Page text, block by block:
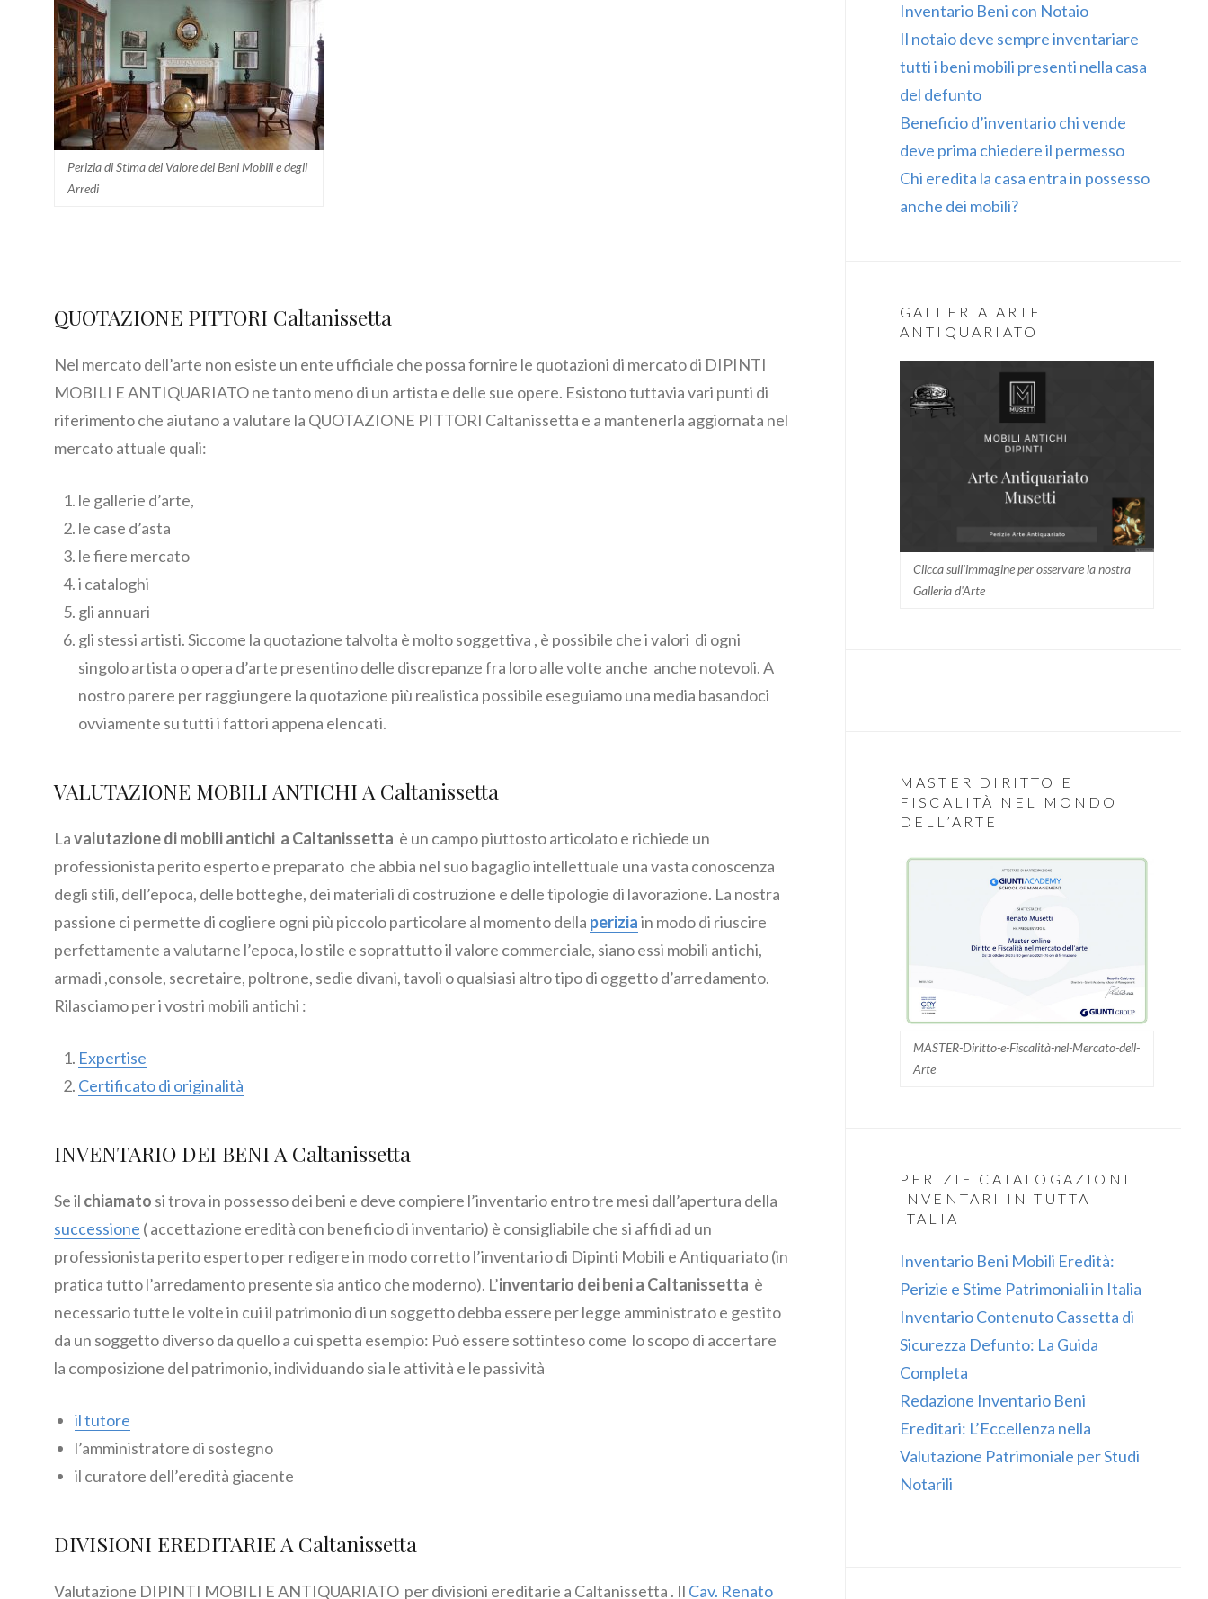
Perizia di Stima del Valore dei Beni Mobili e degli
Arredi
QUOTAZIONE PITTORI Caltanissetta
Nel mercato dell’arte non esiste un ente ufficiale che possa fornire le quotazioni di mercato di DIPINTI
MOBILI E ANTIQUARIATO ne tanto meno di un artista e delle sue opere. Esistono tuttavia vari punti di
riferimento che aiutano a valutare la QUOTAZIONE PITTORI Caltanissetta e a mantenerla aggiornata nel
mercato attuale quali:
le gallerie d’arte,
le case d’asta
le fiere mercato
i cataloghi
gli annuari
gli stessi artisti. Siccome la quotazione talvolta è molto soggettiva , è possibile che i valori di ogni
singolo artista o opera d’arte presentino delle discrepanze fra loro alle volte anche anche notevoli. A
nostro parere per raggiungere la quotazione più realistica possibile eseguiamo una media basandoci
ovviamente su tutti i fattori appena elencati.
VALUTAZIONE MOBILI ANTICHI A Caltanissetta
Lavalutazione di mobili antichi a Caltanissetta è un campo piuttosto articolato e richiede un
professionista perito esperto e preparato che abbia nel suo bagaglio intellettuale una vasta conoscenza
degli stili, dell’epoca, delle botteghe, dei materiali di costruzione e delle tipologie di lavorazione. La nostra
passione ci permette di cogliere ogni più piccolo particolare al momento della periziain modo di riuscire
perfettamente a valutarne l’epoca, lo stile e soprattutto il valore commerciale, siano essi mobili antichi,
armadi ,console, secretaire, poltrone, sedie divani, tavoli o qualsiasi altro tipo di oggetto d’arredamento.
Rilasciamo per i vostri mobili antichi :
Expertise
Certificato di originalità
INVENTARIO DEI BENI A Caltanissetta
Se il chiamato si trova in possesso dei beni e deve compiere l’inventario entro tre mesi dall’apertura della
successione ( accettazione eredità con beneficio di inventario) è consigliabile che si affidi ad un
professionista perito esperto per redigere in modo corretto l’inventario di Dipinti Mobili e Antiquariato (in
pratica tutto l’arredamento presente sia antico che moderno). L’inventario dei beni a Caltanissetta è
necessario tutte le volte in cui il patrimonio di un soggetto debba essere per legge amministrato e gestito
da un soggetto diverso da quello a cui spetta esempio: Può essere sottinteso come lo scopo di accertare
la composizione del patrimonio, individuando sia le attività e le passività
il tutore
l’amministratore di sostegno
il curatore dell’eredità giacente
DIVISIONI EREDITARIE A Caltanissetta
Valutazione DIPINTI MOBILI E ANTIQUARIATO per divisioni ereditarie a Caltanissetta . Il Cav. Renato
Inventario Beni con Notaio
Il notaio deve sempre inventariare
tutti i beni mobili presenti nella casa
del defunto
Beneficio d’inventario chi vende
deve prima chiedere il permesso
Chi eredita la casa entra in possesso
anche dei mobili?
GALLERIA ARTE
ANTIQUARIATO
Clicca sull'immagine per osservare la nostra
Galleria d'Arte
MASTER DIRITTO E
FISCALITÀ NEL MONDO
DELL’ARTE
MASTER-Diritto-e-Fiscalità-nel-Mercato-dell-
Arte
PERIZIE CATALOGAZIONI
INVENTARI IN TUTTA
ITALIA
Inventario Beni Mobili Eredità:
Perizie e Stime Patrimoniali in Italia
Inventario Contenuto Cassetta di
Sicurezza Defunto: La Guida
Completa
Redazione Inventario Beni
Ereditari: L’Eccellenza nella
Valutazione Patrimoniale per Studi
Notarili